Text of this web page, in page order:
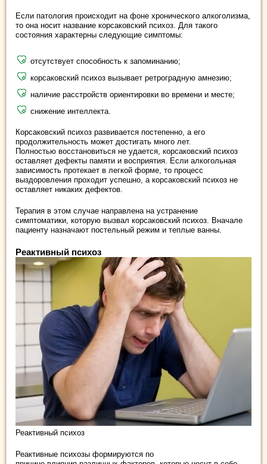
Если патология происходит на фоне хронического алкоголизма,
то она носит название корсаковский психоз. Для такого
состояния характерны следующие симптомы:
отсутствует способность к запоминанию;
корсаковский психоз вызывает ретроградную амнезию;
наличие расстройств ориентировки во времени и месте;
снижение интеллекта.
Корсаковский психоз развивается постепенно, а его
продолжительность может достигать много лет.
Полностью восстановиться не удается, корсаковский психоз
оставляет дефекты памяти и восприятия. Если алкогольная
зависимость протекает в легкой форме, то процесс
выздоровления проходит успешно, а корсаковский психоз не
оставляет никаких дефектов.
Терапия в этом случае направлена на устранение
симптоматики, которую вызвал корсаковский психоз. Вначале
пациенту назначают постельный режим и теплые ванны.
Реактивный психоз
Реактивный психоз
Реактивные психозы формируются по